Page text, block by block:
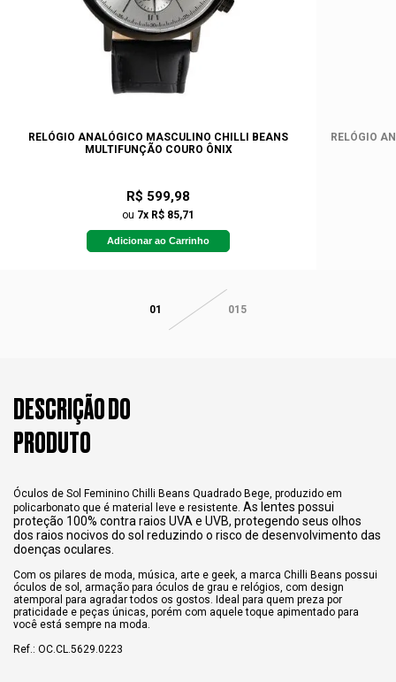
RELÓGIO ANALÓGICO MASCULINO CHILLI BEANS
MULTIFUNÇÃO COURO ÔNIX
R$ 599,98
ou 7x R$ 85,71
Adicionar ao Carrinho
RELÓGIO
01 015
DESCRIÇÃO DO
PRODUTO
Óculos de Sol Feminino Chilli Beans Quadrado Bege, produzido em
policarbonato que é material leve e resistente. As lentes possui
proteção 100% contra raios UVA e UVB, protegendo seus olhos
dos raios nocivos do sol reduzindo o risco de desenvolvimento das
doenças oculares.
Com os pilares de moda, música, arte e geek, a marca Chilli Beans possui
óculos de sol, armação para óculos de grau e relógios, com design
atemporal para agradar todos os gostos. Ideal para quem preza por
praticidade e peças únicas, porém com aquele toque apimentado para
você está sempre na moda.
Ref.: OC.CL.5629.0223